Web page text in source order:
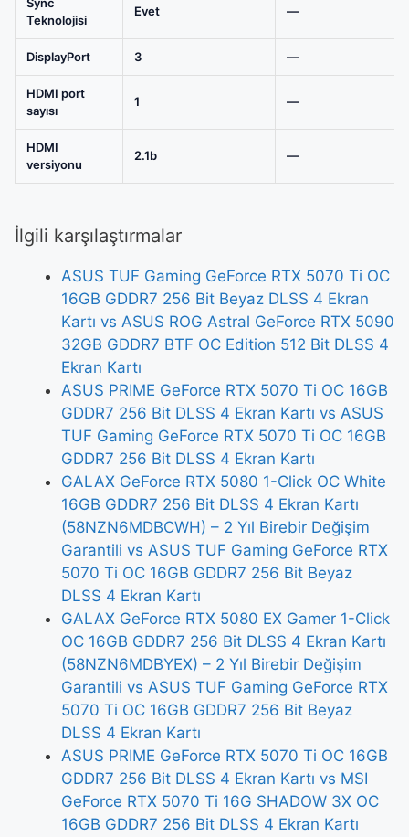
Teknolojisi
Evet —
DisplayPort 3 —
HDMI port
sayısı
1 —
HDMI
versiyonu
2.1b —
İlgili karşılaştırmalar
ASUS TUF Gaming GeForce RTX 5070 Ti OC
16GB GDDR7 256 Bit Beyaz DLSS 4 Ekran
Kartı vs ASUS ROG Astral GeForce RTX 5090
32GB GDDR7 BTF OC Edition 512 Bit DLSS 4
Ekran Kartı
ASUS PRIME GeForce RTX 5070 Ti OC 16GB
GDDR7 256 Bit DLSS 4 Ekran Kartı vs ASUS
TUF Gaming GeForce RTX 5070 Ti OC 16GB
GDDR7 256 Bit DLSS 4 Ekran Kartı
GALAX GeForce RTX 5080 1-Click OC White
16GB GDDR7 256 Bit DLSS 4 Ekran Kartı
(58NZN6MDBCWH) – 2 Yıl Birebir Değişim
Garantili vs ASUS TUF Gaming GeForce RTX
5070 Ti OC 16GB GDDR7 256 Bit Beyaz
DLSS 4 Ekran Kartı
GALAX GeForce RTX 5080 EX Gamer 1-Click
OC 16GB GDDR7 256 Bit DLSS 4 Ekran Kartı
(58NZN6MDBYEX) – 2 Yıl Birebir Değişim
Garantili vs ASUS TUF Gaming GeForce RTX
5070 Ti OC 16GB GDDR7 256 Bit Beyaz
DLSS 4 Ekran Kartı
ASUS PRIME GeForce RTX 5070 Ti OC 16GB
GDDR7 256 Bit DLSS 4 Ekran Kartı vs MSI
GeForce RTX 5070 Ti 16G SHADOW 3X OC
16GB GDDR7 256 Bit DLSS 4 Ekran Kartı